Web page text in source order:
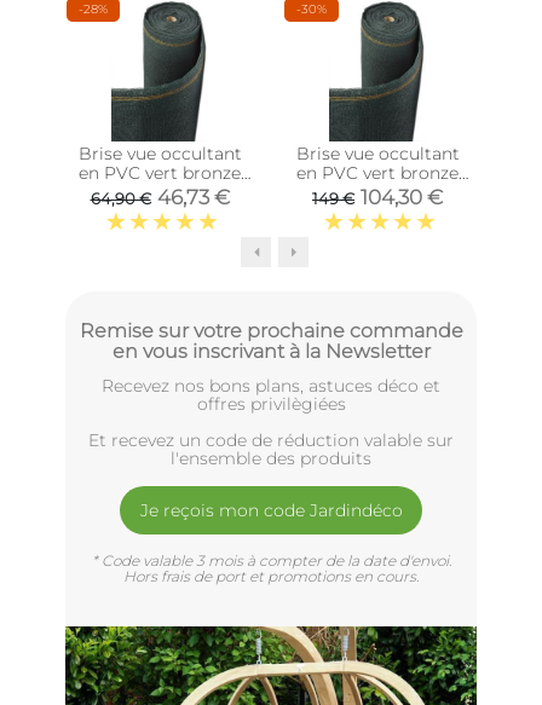
-28%
Brise vue occultant
en PVC vert bronze
(10 x 1.50 m)
64,90 € 46,73 €
-30%
Brise vue occultant
en PVC vert bronze
(25 x 1.50 m)
149 € 104,30 €
Remise sur votre prochaine commande
en vous inscrivant à la Newsletter
Recevez nos bons plans, astuces déco et
offres privilègiées
Et recevez un code de réduction valable sur
l'ensemble des produits
Je reçois mon code Jardindéco
* Code valable 3 mois à compter de la date d'envoi.
Hors frais de port et promotions en cours.